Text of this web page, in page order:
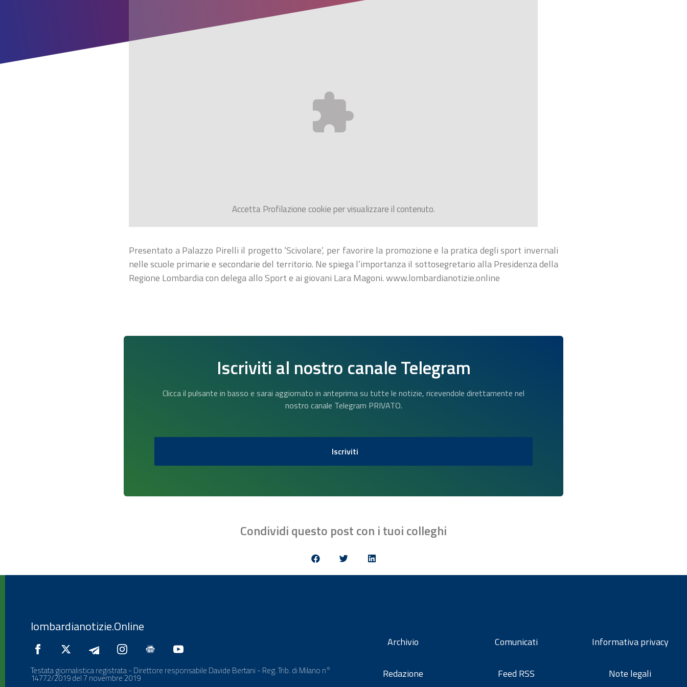
AccettaProfilazionecookie per visualizzare il contenuto.
Presentato a Palazzo Pirelli il progetto ‘Scivolare’, per favorire la promozione e la pratica degli sport invernali
nelle scuole primarie e secondarie del territorio. Ne spiega l’importanza il sottosegretario alla Presidenza della
Regione Lombardia con delega allo Sport e ai giovani Lara Magoni. www.lombardianotizie.online
Iscriviti al nostro canale Telegram
Clicca il pulsante in basso e sarai aggiornato in anteprima su tutte le notizie, ricevendole direttamente nel
nostro canale Telegram PRIVATO.
Iscriviti
Condividi questo post con i tuoi colleghi
lombardianotizie.Online
Testata giornalistica registrata - Direttore responsabile Davide Bertani - Reg. Trib. di Milano n°
14772/2019 del 7 novembre 2019
Archivio
Redazione
Comunicati
Feed RSS
Informativa privacy
Note legali